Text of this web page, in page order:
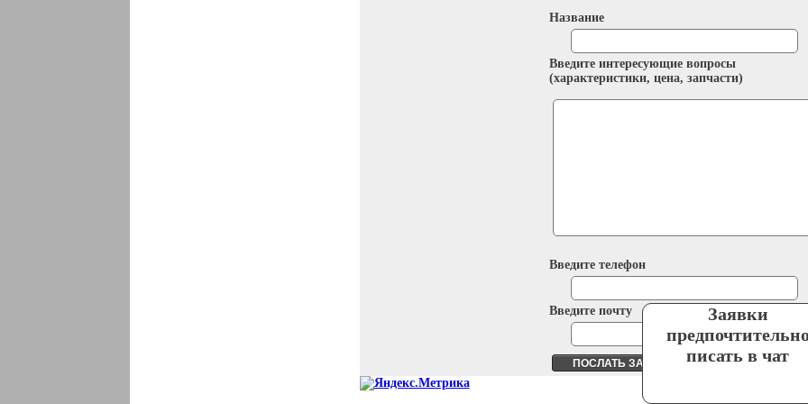
Название
Введите интересующие вопросы
(характеристики, цена, запчасти)
Введите телефон
Введите почту
Заявки
писать в чат